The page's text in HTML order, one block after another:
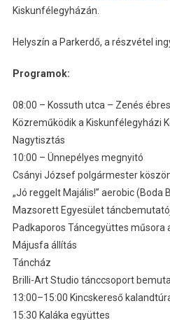
Kiskunfélegyházán.
Helyszín a Parkerdő, a részvétel
Programok:
08:00 – Kossuth utca – Zenés
Közreműködik a Kiskunfélegyházi
Nagytisztás
10:00 – Ünnepélyes megnyitó
Csányi József polgármester
„Jó reggelt Majális!” aerobic (Boda
Mazsorett Egyesület
Padkaporos Táncegyüttes műsora
Májusfa állítás
Táncház
Brilli-Art Studio tánccsoport
13:00–15:00 Kincskereső
15:30 Kaláka együttes